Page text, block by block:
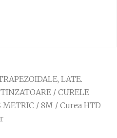
LATE.
/ CURELE
METRIC / 8M / Curea HTD